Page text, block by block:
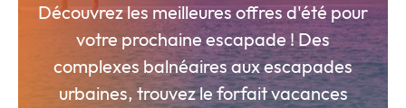
Découvrez les meilleures offres d'été pour
votre prochaine escapade ! Des
complexes balnéaires aux escapades
urbaines, trouvez le forfait vacances